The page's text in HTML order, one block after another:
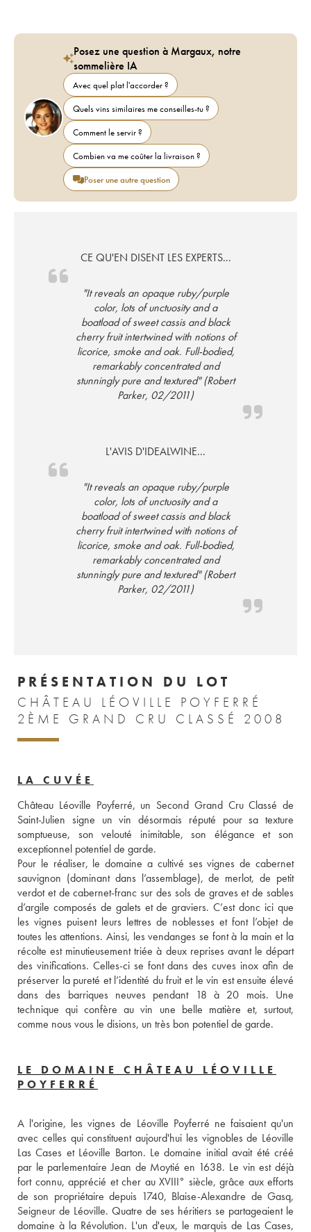
Posez une question à Margaux, notre
sommelière IA
Avec quel plat l'accorder ?
Quels vins similaires me conseilles-tu ?
Comment le servir ?
Combien va me coûter la livraison ?
Poser une autre question
CE QU'EN DISENT LES EXPERTS...
"It reveals an opaque ruby/purple
color, lots of unctuosity and a
boatload of sweet cassis and black
cherry fruit intertwined with notions of
licorice, smoke and oak. Full-bodied,
remarkably concentrated and
stunningly pure and textured" (Robert
Parker, 02/2011)
L'AVIS D'IDEALWINE...
"It reveals an opaque ruby/purple
color, lots of unctuosity and a
boatload of sweet cassis and black
cherry fruit intertwined with notions of
licorice, smoke and oak. Full-bodied,
remarkably concentrated and
stunningly pure and textured" (Robert
Parker, 02/2011)
PRÉSENTATION DU LOT
CHÂTEAU LÉOVILLE POYFERRÉ
2ÈME GRAND CRU CLASSÉ 2008
LA CUVÉE
Château Léoville Poyferré, un Second Grand Cru Classé de
Saint-Julien signe un vin désormais réputé pour sa texture
somptueuse, son velouté inimitable, son élégance et son
exceptionnel potentiel de garde.
Pour le réaliser, le domaine a cultivé ses vignes de cabernet
sauvignon (dominant dans l’assemblage), de merlot, de petit
verdot et de cabernet-franc sur des sols de graves et de sables
d’argile composés de galets et de graviers. C’est donc ici que
les vignes puisent leurs lettres de noblesses et font l’objet de
toutes les attentions. Ainsi, les vendanges se font à la main et la
récolte est minutieusement triée à deux reprises avant le départ
des vinifications. Celles-ci se font dans des cuves inox afin de
préserver la pureté et l’identité du fruit et le vin est ensuite élevé
dans des barriques neuves pendant 18 à 20 mois. Une
technique qui confère au vin une belle matière et, surtout,
comme nous vous le disions, un très bon potentiel de garde.
LE DOMAINE CHÂTEAU LÉOVILLE
POYFERRÉ
A l'origine, les vignes de Léoville Poyferré ne faisaient qu'un
avec celles qui constituent aujourd'hui les vignobles de Léoville
Las Cases et Léoville Barton. Le domaine initial avait été créé
par le parlementaire Jean de Moytié en 1638. Le vin est déjà
fort connu, apprécié et cher au XVIII° siècle, grâce aux efforts
de son propriétaire depuis 1740, Blaise-Alexandre de Gasq,
Seigneur de Léoville. Quatre de ses héritiers se partageaient le
domaine à la Révolution. L'un d'eux, le marquis de Las Cases,